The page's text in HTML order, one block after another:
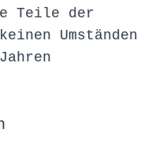
Teile der
Umständen